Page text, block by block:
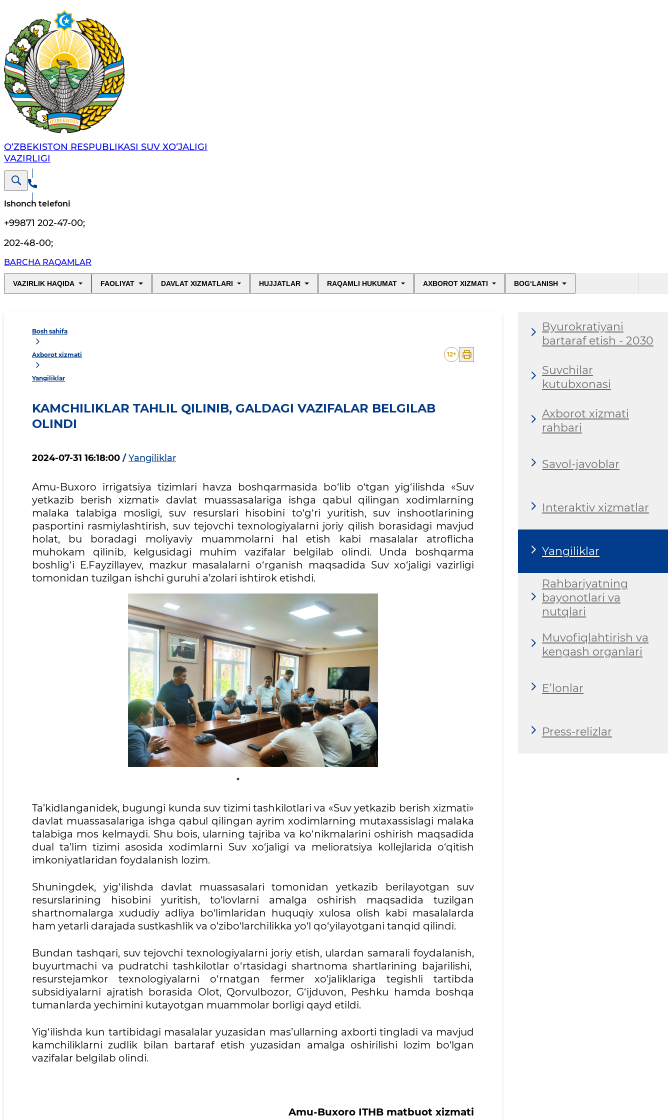
O‘ZBEKISTON RESPUBLIKASI SUV ХO‘JALIGI
VAZIRLIGI
Ishonch telefoni
+99871 202-47-00;
202-48-00;
BARCHA RAQAMLAR
VAZIRLIK HAQIDA FAOLIYAT DAVLAT XIZMATLARI HUJJATLAR RAQAMLI HUKUMAT AXBOROT XIZMATI BOG‘LANISH
Bosh sahifa
Axborot xizmati
Yangiliklar
12+
KAMCHILIKLAR TAHLIL QILINIB, GALDAGI VAZIFALAR BELGILAB
OLINDI
2024-07-31 16:18:00 / Yangiliklar
Amu-Buxoro irrigatsiya tizimlari havza boshqarmasida bo‘lib o‘tgan yig‘ilishda «Suv
yetkazib berish xizmati» davlat muassasalariga ishga qabul qilingan xodimlarning
malaka talabiga mosligi, suv resurslari hisobini to‘g‘ri yuritish, suv inshootlarining
pasportini rasmiylashtirish, suv tejovchi texnologiyalarni joriy qilish borasidagi mavjud
holat, bu boradagi moliyaviy muammolarni hal etish kabi masalalar atroflicha
muhokam qilinib, kelgusidagi muhim vazifalar belgilab olindi. Unda boshqarma
boshlig‘i E.Fayzillaуev, mazkur masalalarni o‘rganish maqsadida Suv xo‘jaligi vazirligi
tomonidan tuzilgan ishchi guruhi a’zolari ishtirok etishdi.
Ta’kidlanganidek, bugungi kunda suv tizimi tashkilotlari va «Suv yetkazib berish xizmati»
davlat muassasalariga ishga qabul qilingan ayrim xodimlarning mutaxassislagi malaka
talabiga mos kelmaydi. Shu bois, ularning tajriba va ko‘nikmalarini oshirish maqsadida
dual ta’lim tizimi asosida xodimlarni Suv xo‘jaligi va melioratsiya kollejlarida o‘qitish
imkoniyatlaridan foydalanish lozim.
Shuningdek, yig‘ilishda davlat muassasalari tomonidan yetkazib berilayotgan suv
resurslarining hisobini yuritish, to‘lovlarni amalga oshirish maqsadida tuzilgan
shartnomalarga xududiy adliya bo‘limlaridan huquqiy xulosa olish kabi masalalarda
ham yetarli darajada sustkashlik va o‘zibo‘larchilikka yo‘l qo‘yilayotgani tanqid qilindi.
Bundan tashqari, suv tejovchi texnologiyalarni joriy etish, ulardan samarali foydalanish,
buyurtmachi va pudratchi tashkilotlar o‘rtasidagi shartnoma shartlarining bajarilishi,
resurstejamkor texnologiyalarni o‘rnatgan fermer хo‘jaliklariga tegishli tartibda
subsidiyalarni ajratish borasida Olot, Qorvulbozor, G‘ijduvon, Peshku hamda boshqa
tumanlarda yechimini kutayotgan muammolar borligi qayd etildi.
Yig‘ilishda kun tartibidagi masalalar yuzasidan mas’ullarning axborti tingladi va mavjud
kamchiliklarni zudlik bilan bartaraf etish yuzasidan amalga oshirilishi lozim bo‘lgan
vazifalar belgilab olindi.
Amu-Buxoro ITHB matbuot xizmati
Byurokratiyani
bartaraf etish - 2030
Suvchilar
kutubxonasi
Axborot xizmati
rahbari
Savol-javoblar
Interaktiv xizmatlar
Yangiliklar
Rahbariyatning
bayonotlari va
nutqlari
Muvofiqlahtirish va
kengash organlari
E’lonlar
Press-relizlar